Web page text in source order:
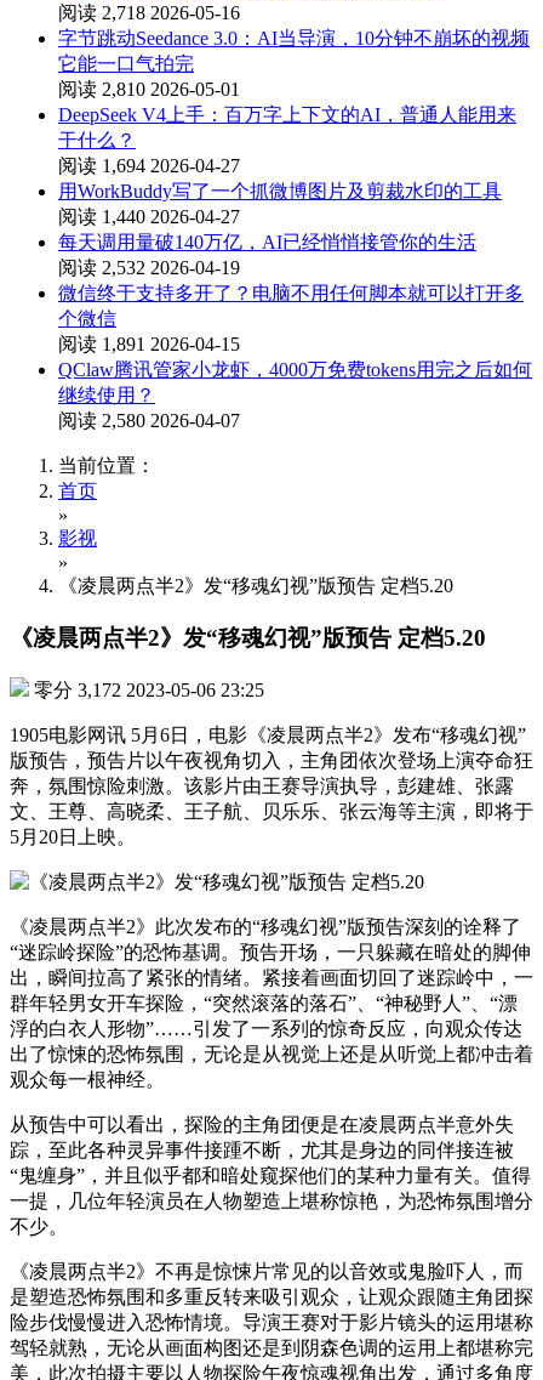
阅读 2,718 2026-05-16
字节跳动Seedance 3.0：AI当导演，10分钟不崩坏的视频
它能一口气拍完
阅读 2,810 2026-05-01
DeepSeek V4上手：百万字上下文的AI，普通人能用来
干什么？
阅读 1,694 2026-04-27
用WorkBuddy写了一个抓微博图片及剪裁水印的工具
阅读 1,440 2026-04-27
每天调用量破140万亿，AI已经悄悄接管你的生活
阅读 2,532 2026-04-19
微信终于支持多开了？电脑不用任何脚本就可以打开多
个微信
阅读 1,891 2026-04-15
QClaw腾讯管家小龙虾，4000万免费tokens用完之后如何
继续使用？
阅读 2,580 2026-04-07
当前位置：
首页
»
影视
»
《凌晨两点半2》发“移魂幻视”版预告 定档5.20
《凌晨两点半2》发“移魂幻视”版预告 定档5.20
零分 3,172 2023-05-06 23:25
1905电影网讯 5月6日，电影《凌晨两点半2》发布“移魂幻视”
版预告，预告片以午夜视角切入，主角团依次登场上演夺命狂
奔，氛围惊险刺激。该影片由王赛导演执导，彭建雄、张露
文、王尊、高晓柔、王子航、贝乐乐、张云海等主演，即将于
5月20日上映。
《凌晨两点半2》此次发布的“移魂幻视”版预告深刻的诠释了
“迷踪岭探险”的恐怖基调。预告开场，一只躲藏在暗处的脚伸
出，瞬间拉高了紧张的情绪。紧接着画面切回了迷踪岭中，一
群年轻男女开车探险，“突然滚落的落石”、“神秘野人”、“漂
浮的白衣人形物”……引发了一系列的惊奇反应，向观众传达
出了惊悚的恐怖氛围，无论是从视觉上还是从听觉上都冲击着
观众每一根神经。
从预告中可以看出，探险的主角团便是在凌晨两点半意外失
踪，至此各种灵异事件接踵不断，尤其是身边的同伴接连被
“鬼缠身”，并且似乎都和暗处窥探他们的某种力量有关。值得
一提，几位年轻演员在人物塑造上堪称惊艳，为恐怖氛围增分
不少。
《凌晨两点半2》不再是惊悚片常见的以音效或鬼脸吓人，而
是塑造恐怖氛围和多重反转来吸引观众，让观众跟随主角团探
险步伐慢慢进入恐怖情境。导演王赛对于影片镜头的运用堪称
驾轻就熟，无论从画面构图还是到阴森色调的运用上都堪称完
美，此次拍摄主要以人物探险午夜惊魂视角出发，通过多角度